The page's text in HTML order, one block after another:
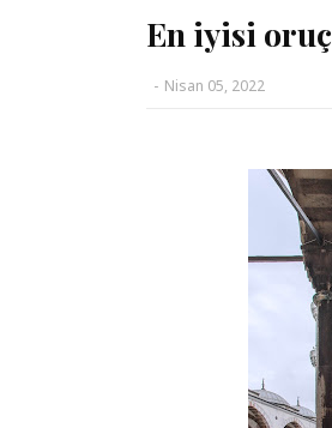
En iyisi
- Nisan 05, 2022